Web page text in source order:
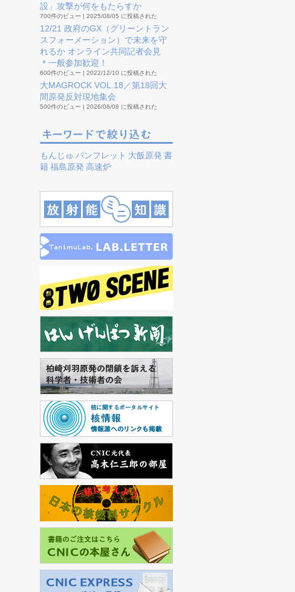
設」攻撃が何をもたらすか
700件のビュー | 2025/08/05 に投稿された
12/21 政府のGX（グリーントラン
スフォーメーション）で未来を守
れるか オンライン共同記者会見
＊一般参加歓迎！
600件のビュー | 2022/12/10 に投稿された
大MAGROCK VOL.18／第18回大
間原発反対現地集会
500件のビュー | 2026/06/08 に投稿された
もんじゅ パンフレット 大飯原発 書
籍福島原発 高速炉